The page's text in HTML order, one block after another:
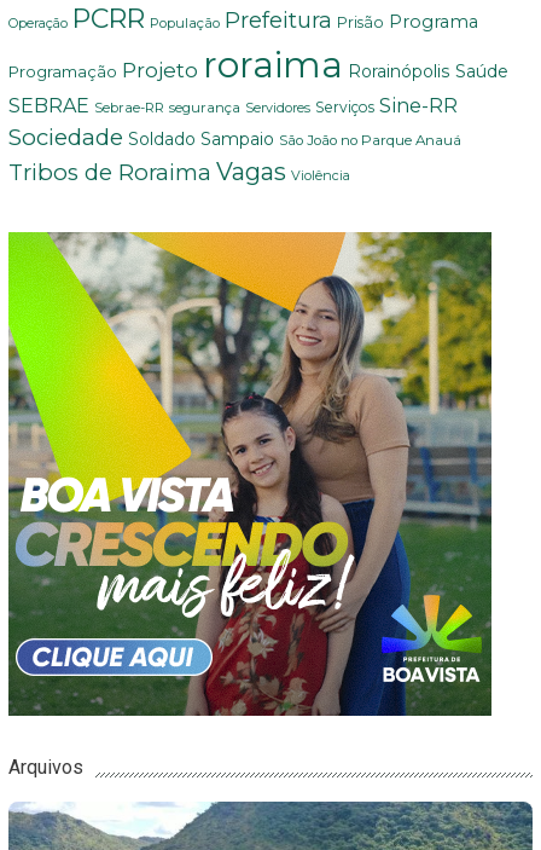
Operação PCRR População Prefeitura Prisão Programa
Programação Projeto roraima Rorainópolis Saúde
SEBRAE Sebrae-RR segurança Servidores Serviços Sine-RR
Sociedade Soldado Sampaio São João no Parque Anauá
Tribos de Roraima Vagas Violência
Arquivos